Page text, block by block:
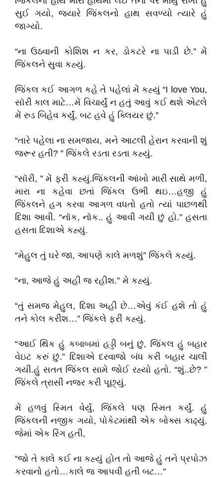
સુઈ ગયો, જયારે જિંકલનો હાથ સવળ્યો ત્યારે હું
જાગ્યો.
“ના ઉઠવાની કોશિશ ન કર, ડોકટરે ના પાડી છે.” મેં
જિંકલને સુવા કહ્યું.
જિંકલ કઈ આગળ કહે તે પહેલાં મેં કહ્યું “I love You,
સૉરી કાલ માટે…મેં વિચાર્યું ન હતું આવું કઈ થશે એટલે
મેં રુડ બિહેવ કર્યું, બટ હવે હું ક્લિયર છું.”
“તારે પહેલા ના સમજાય, મને આટલી હેરાન કરવાની શું
જરૂર હતી? ” જિંકલે રડતા રડતા કહ્યું.
“સૉરી, ” મેં ફરી કહ્યું.જિંકલની આંખો મારી સાથે મળી,
મારા ના કહેવા છતાં જિંકલ ઉભી થઇ…હજી હું
જિંકલને હગ કરવા આગળ વધતો હતો ત્યાં પાછળથી
દિશા આવી. “નૉક, નૉક.. હું આવી ગયી છું હો.” હસતા
હસતા દિશાએ કહ્યું.
“મેહુલ તું ઘરે જા, આપણે કાલે મળશું” જિંકલે કહ્યું.
“ના, આજે હું અહી જ રહીશ.” મે કહ્યું.
“તું સમજ મેહુલ, દિશા અહીં છે…એવું કંઈ હશે તો હું
તને કોલ કરીશ…” જિંકલે ફરી કહ્યું.
“આઈ થિંક હું કબાબમાં હડ્ડી બનું છું, જિંકલ હું બહાર
વેઇટ કરું છું.” દિશાએ દરવાજો બંધ કરી બહાર ચાલી
ગયી.હું સતત જિંકલ સામે જોઈ રહ્યો હતો. “શું..છે? ”
જિંકલે ત્રાસી નજર કરી પૂછ્યું.
મેં હળવું સ્મિત વેર્યુ, જિંકલે પણ સ્મિત કર્યું. હું
જિંકલની નજીક ગયો, પોકેટમાંથી એક બોક્સ કાઢ્યું,
જેમાં એક રિંગ હતી,
“જો તે કાલે કઈ ના કહ્યું હોત તો આજે હું તને પ્રપોઝ
કરવાનો હતો…કાલે જ આપવી હતી બટ…”